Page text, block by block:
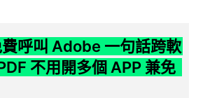
呼叫 Adobe 一句話跨軟
不用開多個 APP 兼免